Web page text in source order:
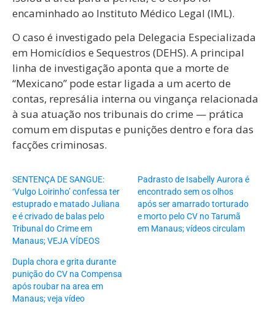
encaminhado ao Instituto Médico Legal (IML).
O caso é investigado pela Delegacia Especializada
em Homicídios e Sequestros (DEHS). A principal
linha de investigação aponta que a morte de
“Mexicano” pode estar ligada a um acerto de
contas, represália interna ou vingança relacionada
à sua atuação nos tribunais do crime — prática
comum em disputas e punições dentro e fora das
facções criminosas.
SENTENÇA DE SANGUE:
‘Vulgo Loirinho’ confessa ter
estuprado e matado Juliana
e é crivado de balas pelo
Tribunal do Crime em
Manaus; VEJA VÍDEOS
Padrasto de Isabelly Aurora é
encontrado sem os olhos
após ser amarrado torturado
e morto pelo CV no Tarumã
em Manaus; vídeos circulam
Dupla chora e grita durante
punição do CV na Compensa
após roubar na area em
Manaus; veja vídeo